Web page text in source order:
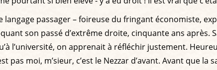
langage passager – foireuse du fringant économiste,
son passé d’extrême droite, cinquante ans après.
l’université, on apprenait à réfléchir justement.
pas moi, m’sieur, c’est le Nezzar d’avant. Avant que